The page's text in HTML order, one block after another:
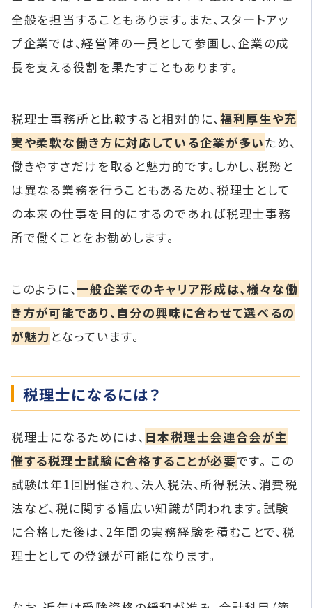
全般を担当することもあります。また、スタートアッ
プ企業では、経営陣の一員として参画し、企業の成
長を支える役割を果たすこともあります。
税理士事務所と比較すると相対的に、 福利厚生や充
実や柔軟な働き方に対応している企業が多いため、
働きやすさだけを取ると魅力的です。しかし、税務と
は異なる業務を行うこともあるため、税理士として
の本来の仕事を目的にするのであれば税理士事務
所で働くことをお勧めします。
このように、 一般企業でのキャリア形成は、様々な働
き方が可能であり、自分の興味に合わせて選べるの
が魅力 となっています。
税理士になるには？
税理士になるためには、 日本税理士会連合会が主
催する税理士試験に合格することが必要です。 この
試験は年1回開催され、法人税法、所得税法、消費税
法など、税に関する幅広い知識が問われます。試験
に合格した後は、2年間の実務経験を積むことで、税
理士としての登録が可能になります。